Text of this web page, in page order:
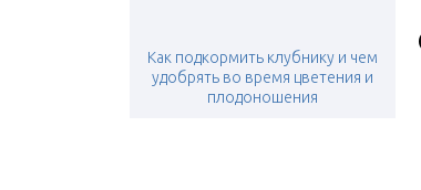
Как подкормить клубнику и чем
удобрять во время цветения и
плодоношения